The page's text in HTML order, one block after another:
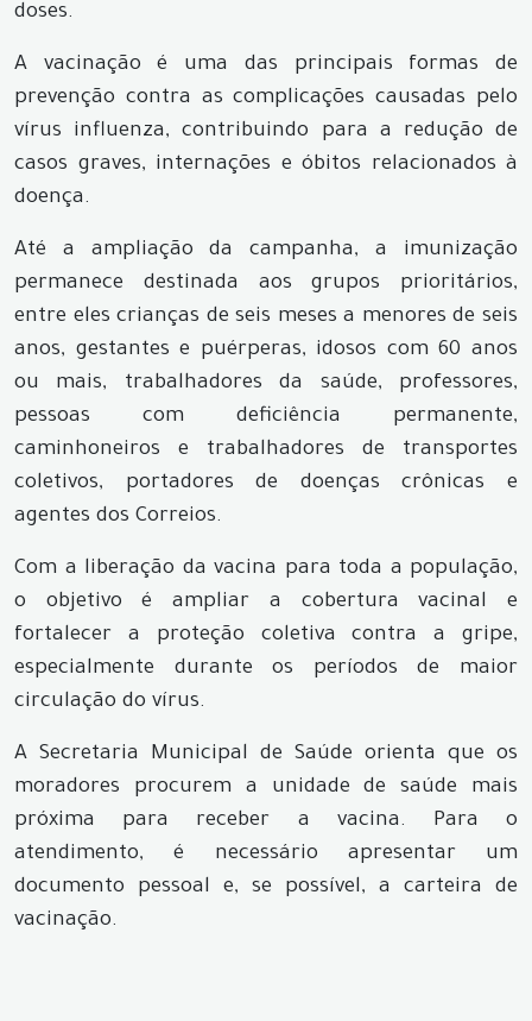
doses.
A vacinação é uma das principais formas de
prevenção contra as complicações causadas pelo
vírus influenza, contribuindo para a redução de
casos graves, internações e óbitos relacionados à
doença.
Até a ampliação da campanha, a imunização
permanece destinada aos grupos prioritários,
entre eles crianças de seis meses a menores de seis
anos, gestantes e puérperas, idosos com 60 anos
ou mais, trabalhadores da saúde, professores,
pessoas com deficiência permanente,
caminhoneiros e trabalhadores de transportes
coletivos, portadores de doenças crônicas e
agentes dos Correios.
Com a liberação da vacina para toda a população,
o objetivo é ampliar a cobertura vacinal e
fortalecer a proteção coletiva contra a gripe,
especialmente durante os períodos de maior
circulação do vírus.
A Secretaria Municipal de Saúde orienta que os
moradores procurem a unidade de saúde mais
próxima para receber a vacina. Para o
atendimento, é necessário apresentar um
documento pessoal e, se possível, a carteira de
vacinação.